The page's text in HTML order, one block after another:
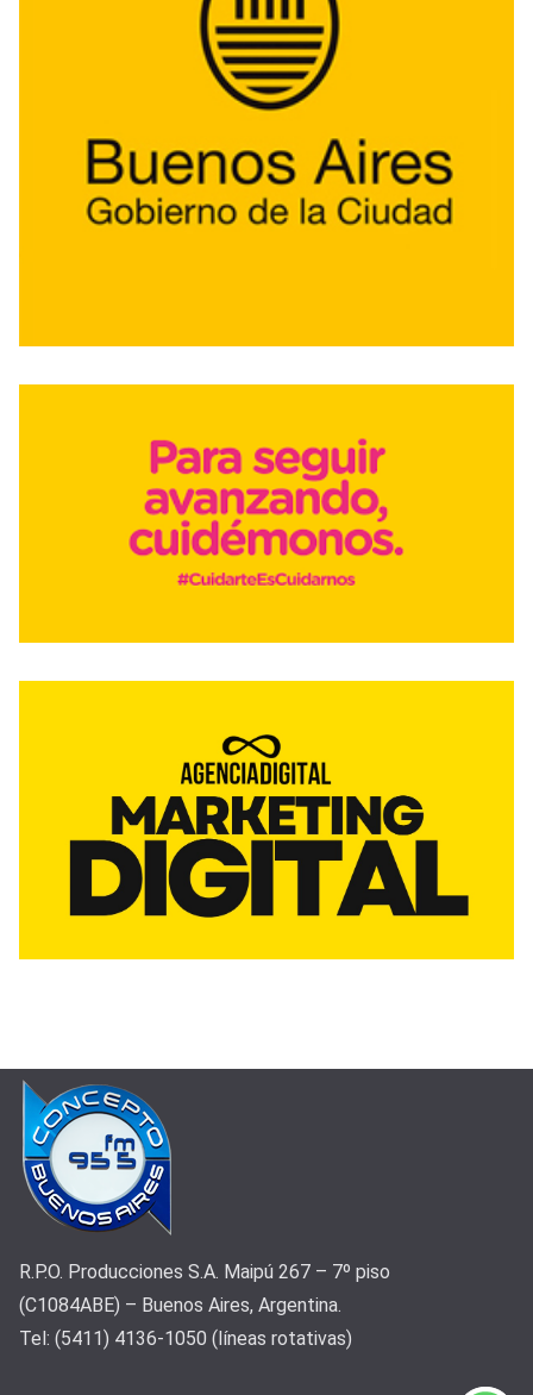
R.P.O. Producciones S.A. Maipú 267 – 7º piso
(C1084ABE) – Buenos Aires, Argentina.
Tel: (5411) 4136-1050 (líneas rotativas)